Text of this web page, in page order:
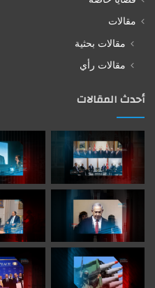
مقالات
مقالات بحثية
مقالات رأي
أحدث المقالات